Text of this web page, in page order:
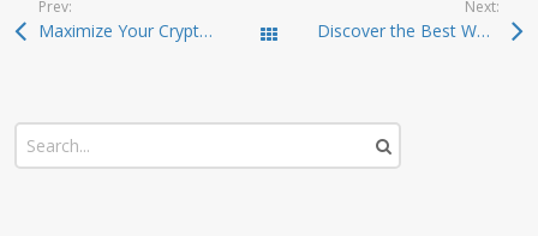
Prev:
Maximize Your Crypto Trading Efficiency with Raydium Todas las entradas
Next:
Discover the Best Ways to Use Atomic Wallet for Crypto